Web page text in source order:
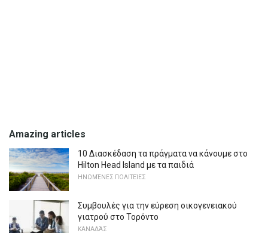
Amazing articles
10 Διασκέδαση τα πράγματα να κάνουμε στο
Hilton Head Island με τα παιδιά
ΗΝΩΜΈΝΕΣ ΠΟΛΙΤΕΊΕΣ
Συμβουλές για την εύρεση οικογενειακού
γιατρού στο Τορόντο
ΚΑΝΑΔΆΣ